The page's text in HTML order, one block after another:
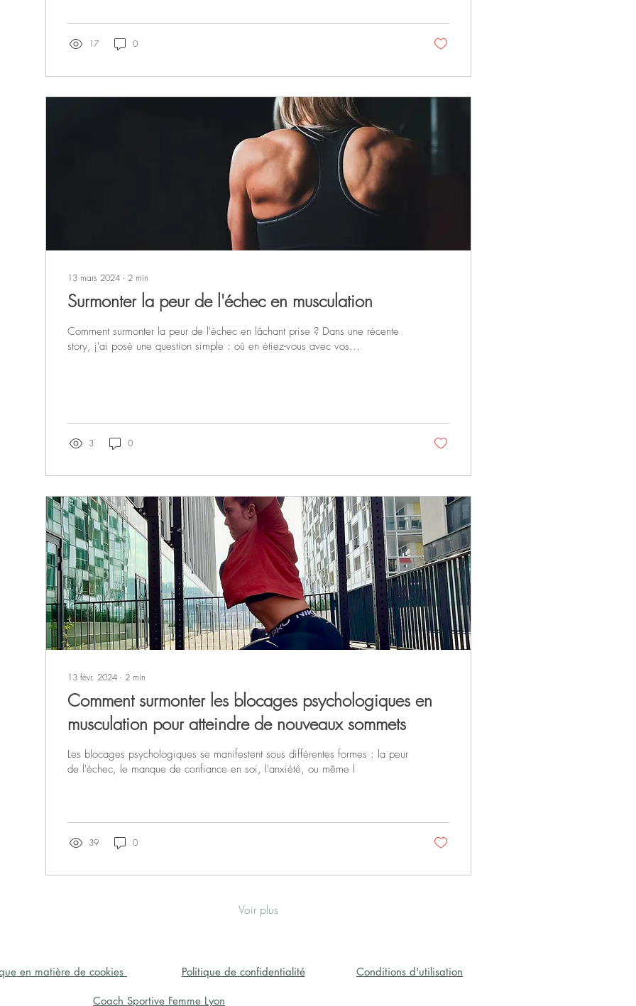
17 0
13 mars 2024 ∙ 2 min
Surmonter la peur de l'échec en musculation
Comment surmonter la peur de l'échec en lâchant prise ? Dans une récente
story, j'ai posé une question simple : où en étiez-vous avec vos...
3 0
13 févr. 2024 ∙ 2 min
Comment surmonter les blocages psychologiques en
musculation pour atteindre de nouveaux sommets
Les blocages psychologiques se manifestent sous différentes formes : la peur
de l'échec, le manque de confiance en soi, l'anxiété, ou même l
39 0
Voir plus
en matière de cookies Politique de confidentialité Conditions d'utilisation
Coach Sportive Femme Lyon